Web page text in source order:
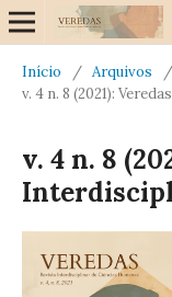
Início / Arquivos
/
v. 4 n. 8 (2021):
v. 4 n. 8